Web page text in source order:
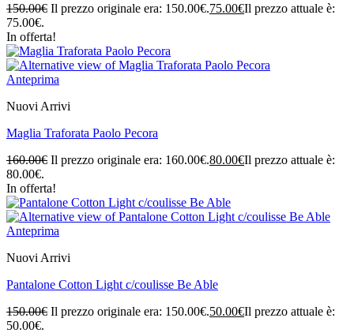
150.00€ Il prezzo originale era: 150.00€.75.00€Il prezzo attuale è:
75.00€.
In offerta!
Anteprima
Nuovi Arrivi
Maglia Traforata Paolo Pecora
160.00€ Il prezzo originale era: 160.00€.80.00€Il prezzo attuale è:
80.00€.
In offerta!
Anteprima
Nuovi Arrivi
Pantalone Cotton Light c/coulisse Be Able
150.00€ Il prezzo originale era: 150.00€.50.00€Il prezzo attuale è:
50.00€.